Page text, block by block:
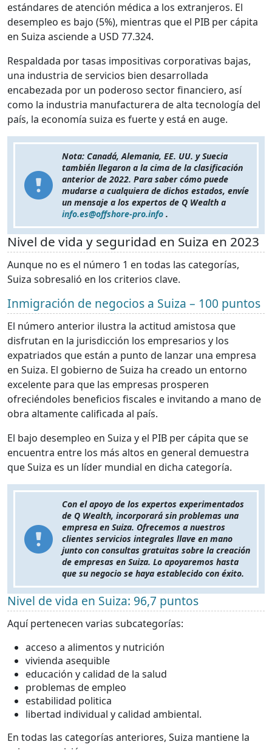
estándares de atención médica a los extranjeros. El
desempleo es bajo (5%), mientras que el PIB per cápita
en Suiza asciende a USD 77.324.
Respaldada por tasas impositivas corporativas bajas,
una industria de servicios bien desarrollada
encabezada por un poderoso sector financiero, así
como la industria manufacturera de alta tecnología del
país, la economía suiza es fuerte y está en auge.
Nota: Canadá, Alemania, EE. UU. y Suecia
también llegaron a la cima de la clasificación
anterior de 2022. Para saber cómo puede
mudarse a cualquiera de dichos estados, envíe
un mensaje a los expertos de Q Wealth a
info.es@offshore-pro.info .
Nivel de vida y seguridad en Suiza en 2023
Aunque no es el número 1 en todas las categorías,
Suiza sobresalió en los criterios clave.
Inmigración de negocios a Suiza – 100 puntos
El número anterior ilustra la actitud amistosa que
disfrutan en la jurisdicción los empresarios y los
expatriados que están a punto de lanzar una empresa
en Suiza. El gobierno de Suiza ha creado un entorno
excelente para que las empresas prosperen
ofreciéndoles beneficios fiscales e invitando a mano de
obra altamente calificada al país.
El bajo desempleo en Suiza y el PIB per cápita que se
encuentra entre los más altos en general demuestra
que Suiza es un líder mundial en dicha categoría.
Con el apoyo de los expertos experimentados
de Q Wealth, incorporará sin problemas una
empresa en Suiza. Ofrecemos a nuestros
clientes servicios integrales llave en mano
junto con consultas gratuitas sobre la creación
de empresas en Suiza. Lo apoyaremos hasta
que su negocio se haya establecido con éxito.
Nivel de vida en Suiza: 96,7 puntos
Aquí pertenecen varias subcategorías:
acceso a alimentos y nutrición
vivienda asequible
educación y calidad de la salud
problemas de empleo
estabilidad politica
libertad individual y calidad ambiental.
En todas las categorías anteriores, Suiza mantiene la